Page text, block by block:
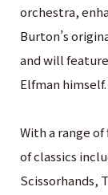
orchestra,
Burton’s
and will
Elfman himself.
With a range
of classics
Scissorhands,